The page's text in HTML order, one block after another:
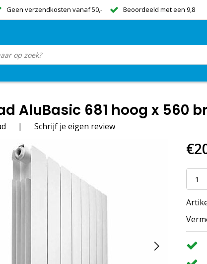
Geen verzendkosten vanaf 50,- Beoordeeld met een 9,8
AluBasic 681 hoog x 560
| Schrijf je eigen review